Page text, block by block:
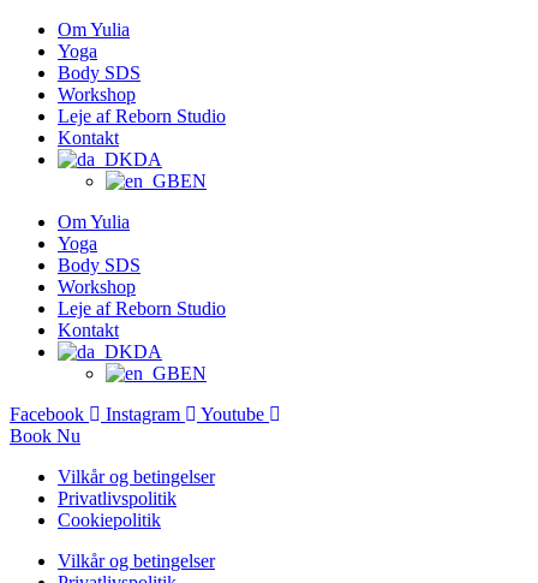
Om Yulia
Yoga
Body SDS
Workshop
Leje af Reborn Studio
Kontakt
DA
EN
Om Yulia
Yoga
Body SDS
Workshop
Leje af Reborn Studio
Kontakt
DA
EN
Facebook
Instagram
Youtube
Book Nu
Vilkår og betingelser
Privatlivspolitik
Cookiepolitik
Vilkår og betingelser